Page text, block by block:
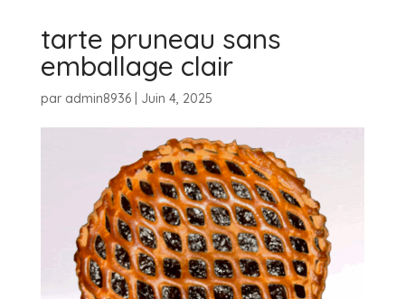
tarte pruneau sans
emballage clair
par admin8936| Juin 4, 2025